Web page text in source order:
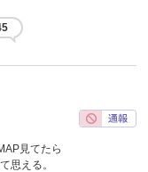
見てたら
思える。